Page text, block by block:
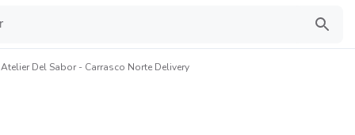
Atelier Del Sabor - Carrasco Norte Delivery